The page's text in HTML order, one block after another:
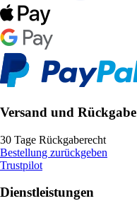
Versand und Rückgabe
30 Tage Rückgaberecht
Bestellung zurückgeben
Trustpilot
Dienstleistungen